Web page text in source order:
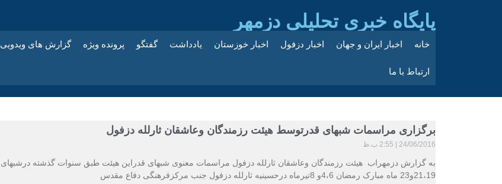
پایگاه خبری تحلیلی دزمهر
خانه اخبار ایران و جهان اخبار دزفول اخبار خوزستان یادداشت گفتگو پرونده ویژه گزارش های ویدویی
ارتباط با ما
برگزاری مراسمات شبهای قدرتوسط هیئت رزمندگان وعاشقان ثارلله دزفول
24/06/2016 2:55 ب.ظ
به گزارش دزمهراب هیئت رزمندگان وعاشقان ثارلله دزفول مراسمات معنوی شبهای قدراین هیئت طبق سنوات گذشته درشبهای
21،19و23 ماه مبارک رمضان 4،6و 8تیرماه درحسینیه ثارلله دزفول جنب مرکزفرهنگی دفاع مقدس